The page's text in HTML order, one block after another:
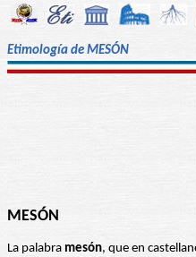
Etimología de MESÓN
MESÓN
La palabra mesón, que en